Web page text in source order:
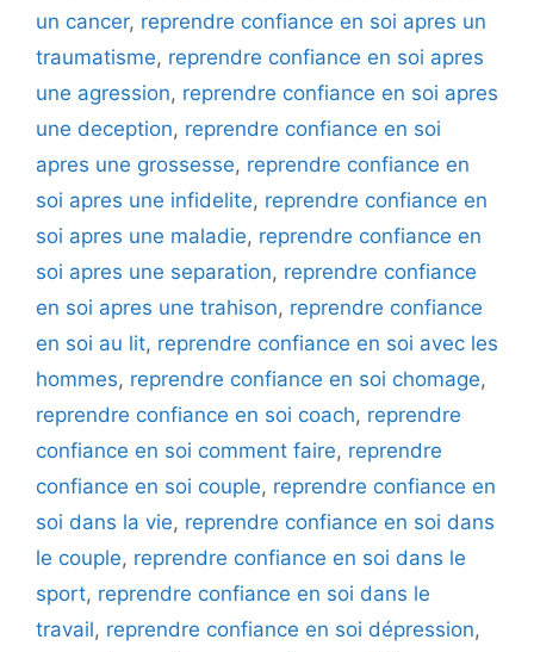
un cancer, reprendre confiance en soi apres un
traumatisme, reprendre confiance en soi apres
une agression, reprendre confiance en soi apres
une deception, reprendre confiance en soi
apres une grossesse, reprendre confiance en
soi apres une infidelite, reprendre confiance en
soi apres une maladie, reprendre confiance en
soi apres une separation, reprendre confiance
en soi apres une trahison, reprendre confiance
en soi au lit, reprendre confiance en soi avec les
hommes, reprendre confiance en soi chomage,
reprendre confiance en soi coach, reprendre
confiance en soi comment faire, reprendre
confiance en soi couple, reprendre confiance en
soi dans la vie, reprendre confiance en soi dans
le couple, reprendre confiance en soi dans le
sport, reprendre confiance en soi dans le
travail, reprendre confiance en soi dépression,